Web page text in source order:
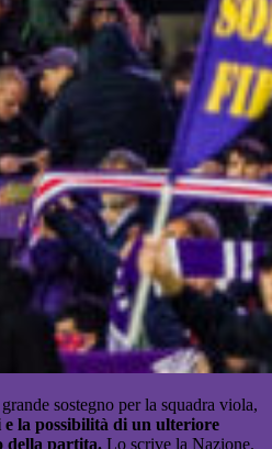
sostegno per la squadra viola,
e la possibilità di un ulteriore
della partita. Lo scrive la Nazione.